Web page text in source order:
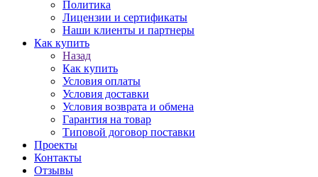
Политика
Лицензии и сертификаты
Наши клиенты и партнеры
Как купить
Назад
Как купить
Условия оплаты
Условия доставки
Условия возврата и обмена
Гарантия на товар
Типовой договор поставки
Проекты
Контакты
Отзывы